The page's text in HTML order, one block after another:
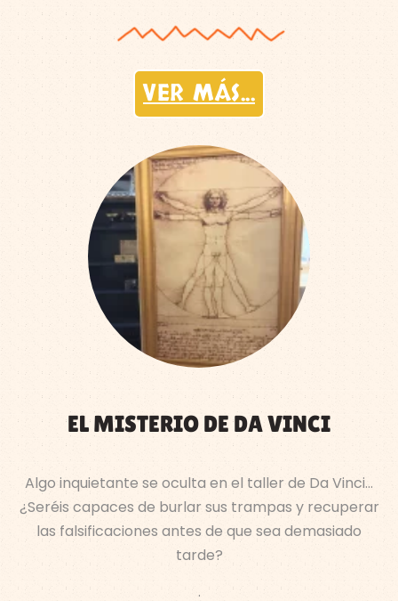
VER MÁS...
EL MISTERIO DE DA VINCI
Algo inquietante se oculta en el taller de Da Vinci…
¿Seréis capaces de burlar sus trampas y recuperar
las falsificaciones antes de que sea demasiado
tarde?
.